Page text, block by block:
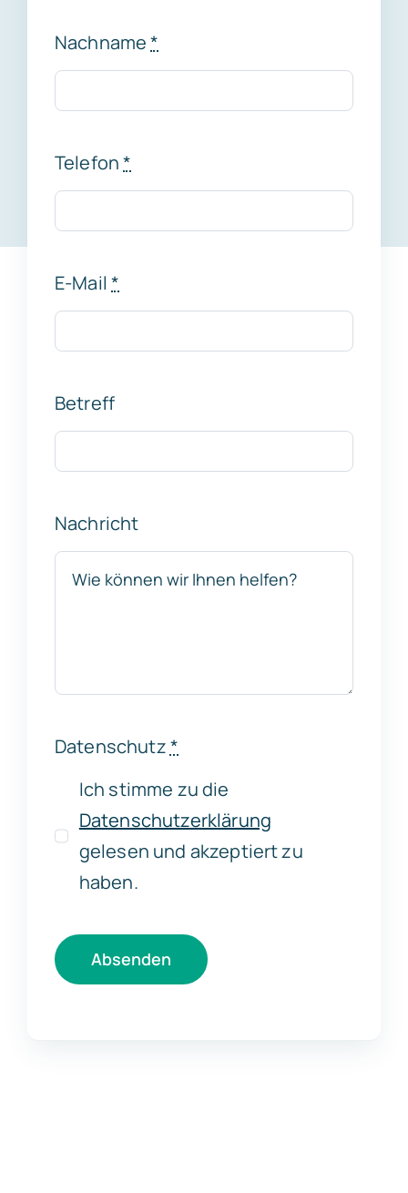
Nachname*
Telefon*
E-Mail*
Betreff
Nachricht
Datenschutz*
Ich stimme zu die
Datenschutzerklärung
gelesen und akzeptiert zu
haben.
Absenden